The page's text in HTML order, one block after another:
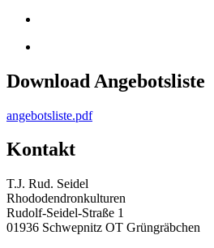
Download Angebotsliste
angebotsliste.pdf
Kontakt
T.J. Rud. Seidel
Rhododendronkulturen
Rudolf-Seidel-Straße 1
01936 Schwepnitz OT Grüngräbchen